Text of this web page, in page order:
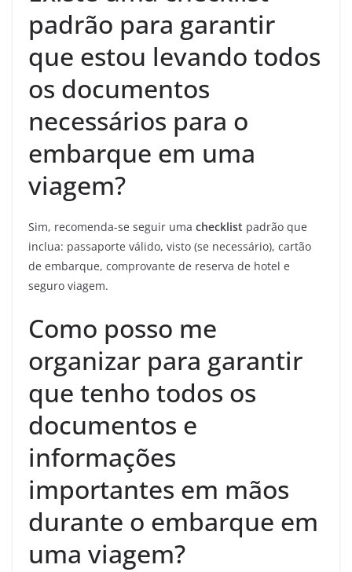
padrão para garantir
que estou levando todos
os documentos
necessários para o
embarque em uma
viagem?
Sim, recomenda-se seguir uma checklist padrão que
inclua: passaporte válido, visto (se necessário), cartão
de embarque, comprovante de reserva de hotel e
seguro viagem.
Como posso me
organizar para garantir
que tenho todos os
documentos e
informações
importantes em mãos
durante o embarque em
uma viagem?